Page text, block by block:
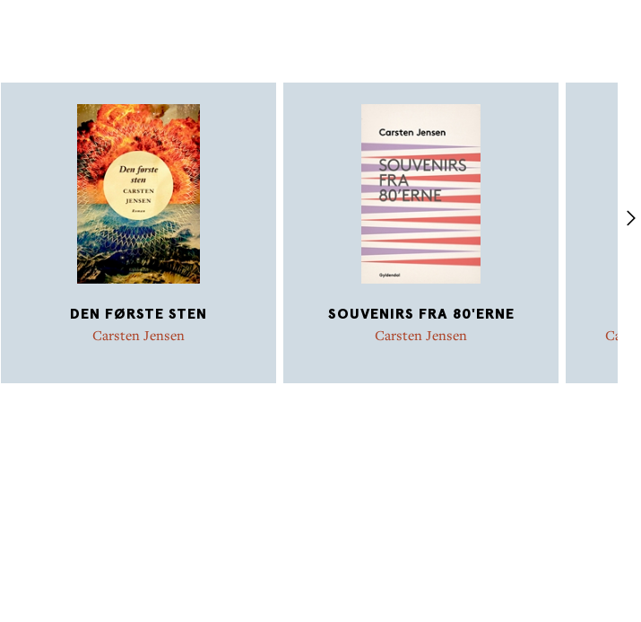
DEN FØRSTE STEN
Carsten Jensen
SOUVENIRS FRA 80'ERNE
Carsten Jensen